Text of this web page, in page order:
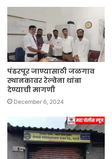
पंढरपूर जाण्यासाठी जळगाव
स्थानकावर रेल्वेना थांबा
देण्याची मागणी
December 6, 2024